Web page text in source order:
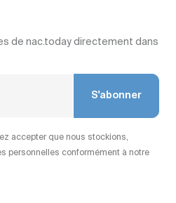
de nac.today directement dans
S'abonner
accepter que nous stockions,
personnelles conformément à notre